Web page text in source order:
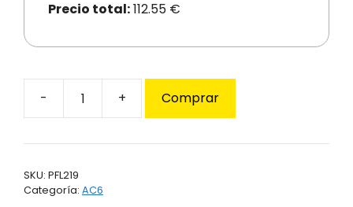
Precio total:112.55 €
Flint
Oak
Comprar
SKU: PFL219
Categoría: AC6